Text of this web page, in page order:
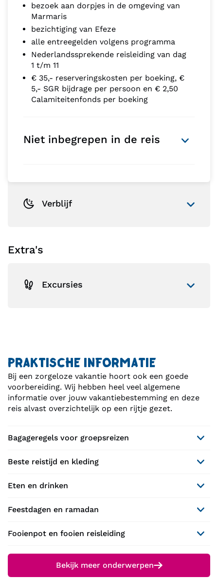
bezoek aan dorpjes in de omgeving van
Marmaris
bezichtiging van Efeze
alle entreegelden volgens programma
Nederlandssprekende reisleiding van dag
1 t/m 11
€ 35,- reserveringskosten per boeking, €
5,- SGR bijdrage per persoon en € 2,50
Calamiteitenfonds per boeking
Niet inbegrepen in de reis
Verblijf
Extra's
Excursies
PRAKTISCHE INFORMATIE
Bij een zorgeloze vakantie hoort ook een goede
voorbereiding. Wij hebben heel veel algemene
informatie over jouw vakantiebestemming en deze
reis alvast overzichtelijk op een rijtje gezet.
Bagageregels voor groepsreizen
Beste reistijd en kleding
Eten en drinken
Feestdagen en ramadan
Fooienpot en fooien reisleiding
Bekijk meer onderwerpen